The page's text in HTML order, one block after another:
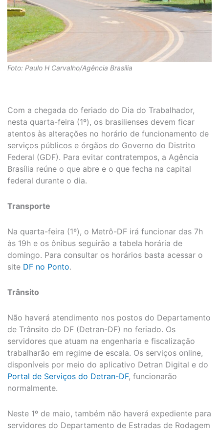
Foto: Paulo H Carvalho/Agência Brasília
Com a chegada do feriado do Dia do Trabalhador,
nesta quarta-feira (1º), os brasilienses devem ficar
atentos às alterações no horário de funcionamento de
serviços públicos e órgãos do Governo do Distrito
Federal (GDF). Para evitar contratempos, a Agência
Brasília reúne o que abre e o que fecha na capital
federal durante o dia.
Transporte
Na quarta-feira (1º), o Metrô-DF irá funcionar das 7h
às 19h e os ônibus seguirão a tabela horária de
domingo. Para consultar os horários basta acessar o
site DF no Ponto.
Trânsito
Não haverá atendimento nos postos do Departamento
de Trânsito do DF (Detran-DF) no feriado. Os
servidores que atuam na engenharia e fiscalização
trabalharão em regime de escala. Os serviços online,
disponíveis por meio do aplicativo Detran Digital e do
Portal de Serviços do Detran-DF, funcionarão
normalmente.
Neste 1º de maio, também não haverá expediente para
servidores do Departamento de Estradas de Rodagem